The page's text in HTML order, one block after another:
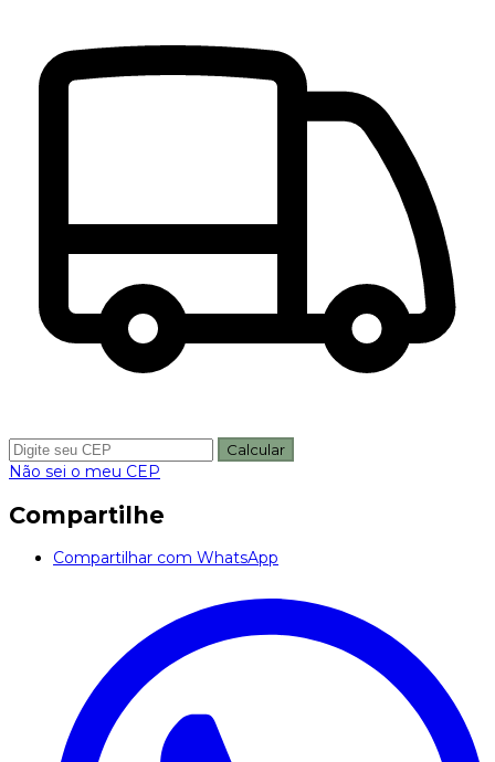
Calcular
Não sei o meu CEP
Compartilhe
Compartilhar com WhatsApp